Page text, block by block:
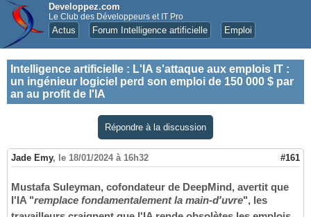
Developpez.com
Le Club des Développeurs et IT Pro
Actus Forum Intelligence artificielle Emploi
Intelligence artificielle : L'IA s'attaque aux emplois IT :
un ingénieur logiciel perd son emploi de 150 000 $ par
an au profit de l'IA
Répondre à la discussion
Jade Emy, le 18/01/2024 à 16h32 #161
Mustafa Suleyman, cofondateur de DeepMind, avertit que
l'IA "remplace fondamentalement la main-d'uvre", les